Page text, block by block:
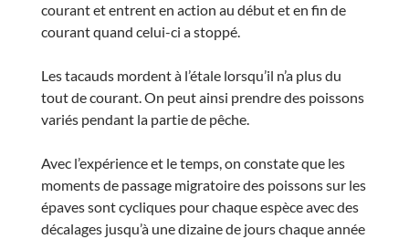
courant et entrent en action au début et en fin de
courant quand celui-ci a stoppé.
Les tacauds mordent à l’étale lorsqu’il n’a plus du
tout de courant. On peut ainsi prendre des poissons
variés pendant la partie de pêche.
Avec l’expérience et le temps, on constate que les
moments de passage migratoire des poissons sur les
épaves sont cycliques pour chaque espèce avec des
décalages jusqu’à une dizaine de jours chaque année